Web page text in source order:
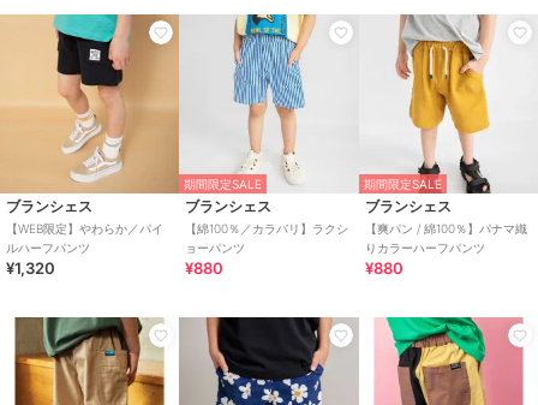
ブランシェス
【WEB限定】やわらか／パイ
ルハーフパンツ
¥1,320
期間限定SALE
ブランシェス
【綿100％／カラバリ】ラクシ
ョーパンツ
¥880
期間限定SALE
ブランシェス
【爽パン / 綿100％】パナマ織
りカラーハーフパンツ
¥880